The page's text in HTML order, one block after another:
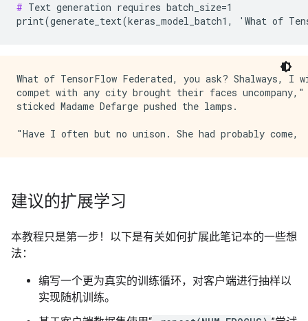
# Text generation requires batch_size=1
What of TensorFlow Federated, you ask? Shalways,
compet with any city brought their faces uncompany,"
sticked Madame Defarge pushed the lamps.
建议的扩展学习
本教程只是第一步！以下是有关如何扩展此笔记本的一些想
法：
编写一个更为真实的训练循环，对客户端进行抽样以
实现随机训练。